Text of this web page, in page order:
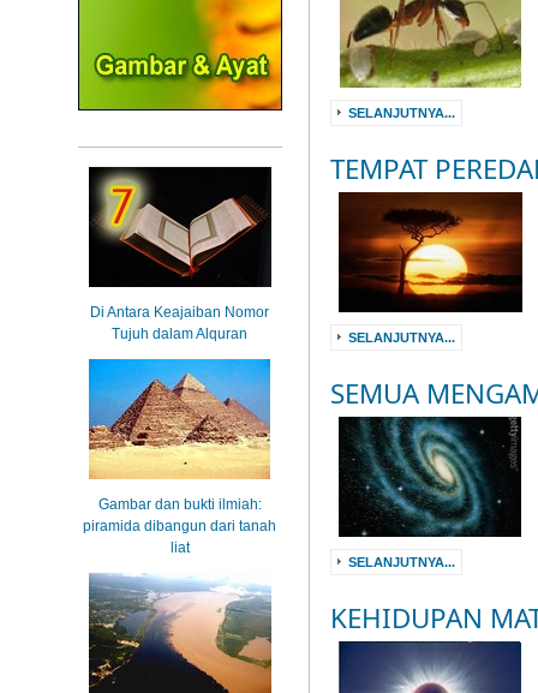
SELANJUTNYA...
TEMPAT
SELANJUTNYA...
SEMUA
SELANJUTNYA...
KEHIDUPAN
Di Antara Keajaiban Nomor
Tujuh dalam Alquran
Gambar dan bukti ilmiah:
piramida dibangun dari tanah
liat